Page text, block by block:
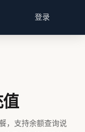
登录
，支持余额查询说